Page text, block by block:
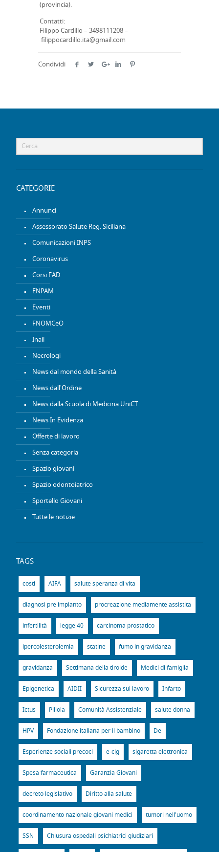
(provincia).
Contatti:
Filippo Cardillo – 3498111208 –
filippocardillo.ita@gmail.com
Condividi
CATEGORIE
Annunci
Assessorato Salute Reg. Siciliana
Comunicazioni INPS
Coronavirus
Corsi FAD
ENPAM
Eventi
FNOMCeO
Inail
Necrologi
News dal mondo della Sanità
News dall'Ordine
News dalla Scuola di Medicina UniCT
News In Evidenza
Offerte di lavoro
Senza categoria
Spazio giovani
Spazio odontoiatrico
Sportello Giovani
Tutte le notizie
TAGS
costi AIFA salute speranza di vita
diagnosi pre impianto procreazione mediamente assistita
infertilità legge 40 carcinoma prostatico
ipercolesterolemia statine fumo in gravidanza
gravidanza Settimana della tiroide Medici di famiglia
Epigenetica AIDII Sicurezza sul lavoro Infarto
Ictus Pillola Comunità Assistenziale salute donna
HPV Fondazione italiana per il bambino De
Esperienze sociali precoci e-cig sigaretta elettronica
Spesa farmaceutica Garanzia Giovani
decreto legislativo Diritto alla salute
coordinamento nazionale giovani medici tumori nell'uomo
SSN Chiusura ospedali psichiatrici giudiziari